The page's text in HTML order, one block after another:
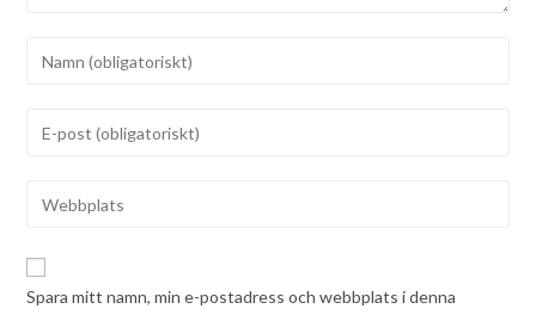
Spara mitt namn, min e-postadress och webbplats i denna